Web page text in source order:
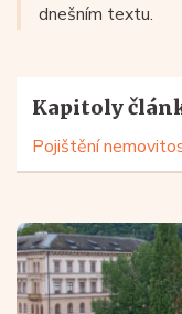
dnešním textu.
Kapitoly
Pojištění